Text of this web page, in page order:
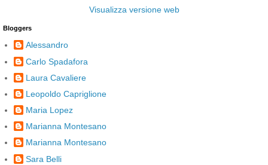
Visualizza versione web
Bloggers
Alessandro
Carlo Spadafora
Laura Cavaliere
Leopoldo Capriglione
Maria Lopez
Marianna Montesano
Marianna Montesano
Sara Belli